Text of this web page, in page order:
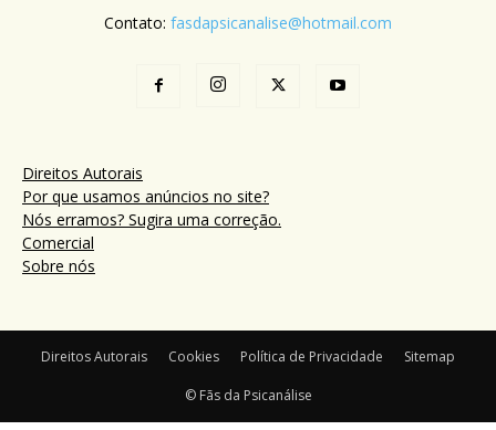
Contato: fasdapsicanalise@hotmail.com
Direitos Autorais
Por que usamos anúncios no site?
Nós erramos? Sugira uma correção.
Comercial
Sobre nós
Direitos Autorais Cookies Política de Privacidade Sitemap
© Fãs da Psicanálise